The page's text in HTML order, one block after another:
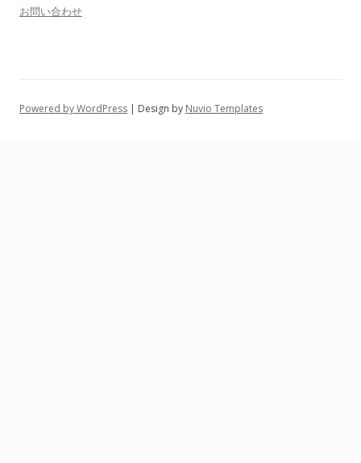
お問い合わせ
Powered by WordPress | Design by Nuvio Templates